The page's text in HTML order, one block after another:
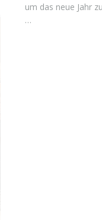
um das neue Jahr
…